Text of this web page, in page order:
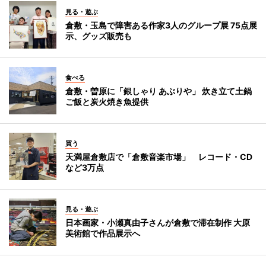
見る・遊ぶ
倉敷・玉島で障害ある作家3人のグループ展 75点展
示、グッズ販売も
食べる
倉敷・曽原に「銀しゃり あぶりや」 炊き立て土鍋
ご飯と炭火焼き魚提供
買う
天満屋倉敷店で「倉敷音楽市場」 レコード・CD
など3万点
見る・遊ぶ
日本画家・小瀬真由子さんが倉敷で滞在制作 大原
美術館で作品展示へ